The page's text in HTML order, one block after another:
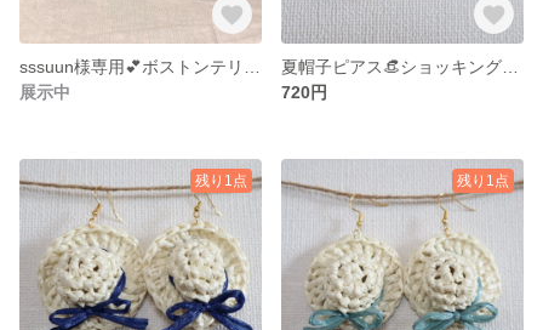
展示中
720円
残り1点 残り1点